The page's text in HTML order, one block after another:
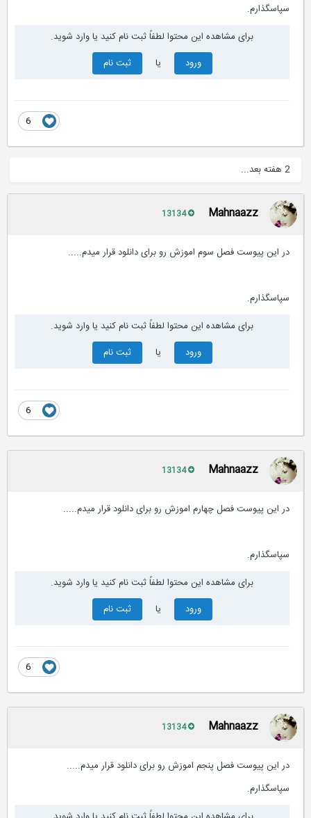
سپاسگذارم.
برای مشاهده این محتوا لطفاً ثبت نام کنید یا وارد شوید.
ورود
ثبت نام
Mahnaazz
در این پیوست فصل سوم اموزش رو برای دانلود قرار میدم.....
سپاسگذارم.
برای مشاهده این محتوا لطفاً ثبت نام کنید یا وارد شوید.
ورود
ثبت نام
Mahnaazz
در این پیوست فصل چهارم اموزش رو برای دانلود قرار میدم.....
سپاسگذارم.
برای مشاهده این محتوا لطفاً ثبت نام کنید یا وارد شوید.
ورود
ثبت نام
Mahnaazz
در این پیوست فصل پنجم اموزش رو برای دانلود قرار میدم.....
سپاسگذارم.